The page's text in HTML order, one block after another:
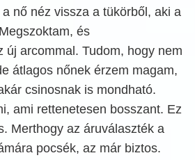
nő néz vissza a tükörből, aki a
és
új arcommal. Tudom, hogy nem
átlagos nőnek érzem magam,
csinosnak is mondható.
ami rettenetesen bosszant. Ez
Merthogy az áruválaszték a
pocsék, az már biztos.